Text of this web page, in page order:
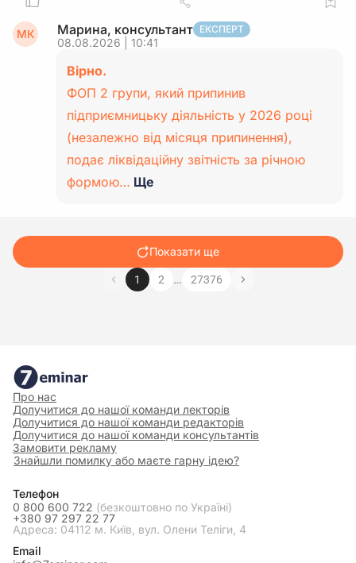
МК Марина, консультант ЕКСПЕРТ
08.08.2026 | 10:41
Вірно.
ФОП 2 групи, який припинив
підприємницьку діяльність у 2026 році
(незалежно від місяця припинення),
подає ліквідаційну звітність за річною
формою… Ще
Показати ще
1 2 … 27376
Про нас
Долучитися до нашої команди лекторів
Долучитися до нашої команди редакторів
Долучитися до нашої команди консультантів
Замовити рекламу
Знайшли помилку або маєте гарну ідею?
Телефон
0 800 600 722 (безкоштовно по Україні)
+380 97 297 22 77
Адреса: 04112 м. Київ, вул. Олени Теліги, 4
Email